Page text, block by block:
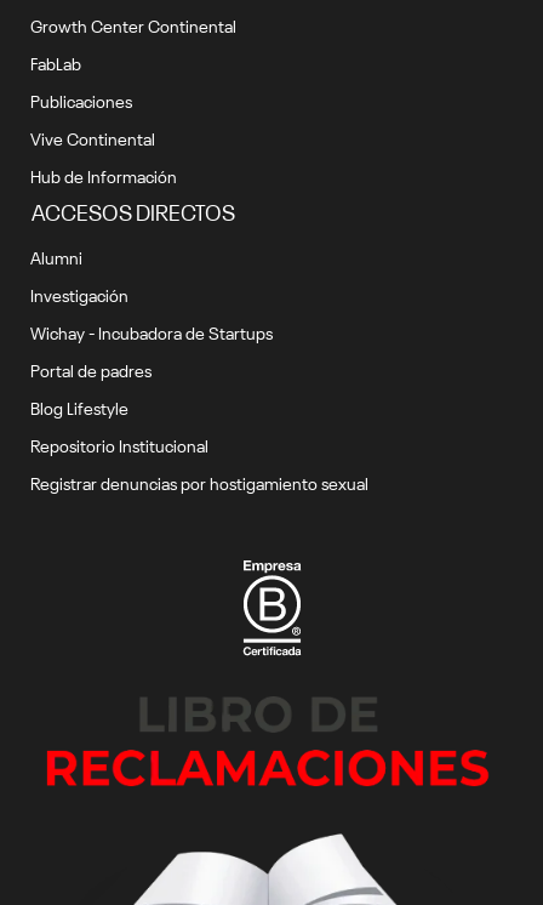
Growth Center Continental
FabLab
Publicaciones
Vive Continental
Hub de Información
ACCESOS DIRECTOS
Alumni
Investigación
Wichay - Incubadora de Startups
Portal de padres
Blog Lifestyle
Repositorio Institucional
Registrar denuncias por hostigamiento sexual